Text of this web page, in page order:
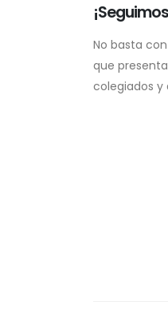
No basta
que
colegiados y